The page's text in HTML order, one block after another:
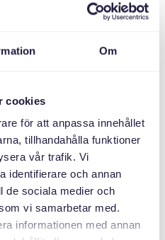
Om
cookies
för att anpassa innehållet
tillhandahålla funktioner
vår trafik. Vi
identifierare och annan
de sociala medier och
vi samarbetar med.
informationen med annan